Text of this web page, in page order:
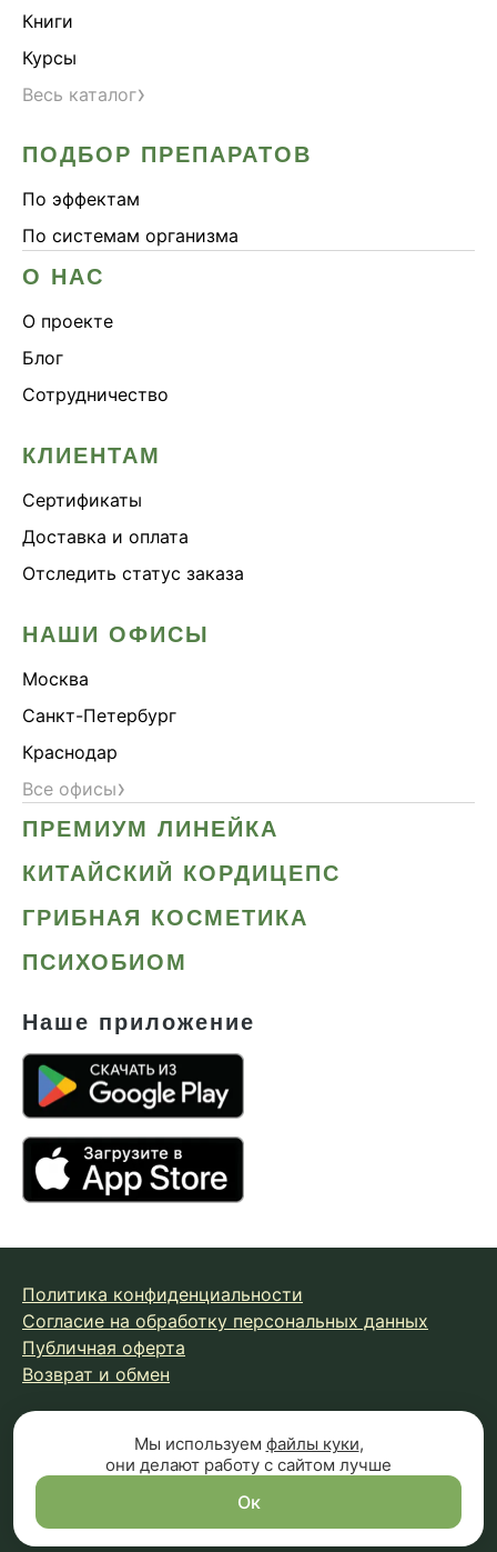
Книги
Курсы
Весь каталог›
ПОДБОР ПРЕПАРАТОВ
По эффектам
По системам организма
О НАС
О проекте
Блог
Сотрудничество
КЛИЕНТАМ
Сертификаты
Доставка и оплата
Отследить статус заказа
НАШИ ОФИСЫ
Москва
Санкт-Петербург
Краснодар
Все офисы›
ПРЕМИУМ ЛИНЕЙКА
КИТАЙСКИЙ КОРДИЦЕПС
ГРИБНАЯ КОСМЕТИКА
ПСИХОБИОМ
Наше приложение
Политика конфиденциальности
Согласие на обработку персональных данных
Публичная оферта
Возврат и обмен
© 2026 Fungiline — зарегистрированная торговая марка.
Копирование материалов с сайта запрещено.
Вся информация на сайте носит справочный характер и
не является публичной офертой (п.2 ст.437 ГК РФ)
Мы используем файлы куки,
они делают работу с сайтом лучше
Ок